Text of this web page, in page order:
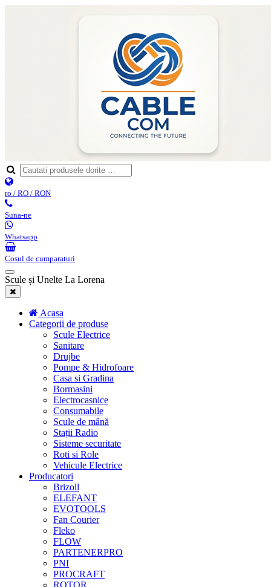
ro / RO / RON
Suna-ne
Whatsapp
Cosul de cumparaturi
Scule și Unelte La Lorena
Acasa
Categorii de produse
Scule Electrice
Sanitare
Drujbe
Pompe & Hidrofoare
Casa si Gradina
Bormasini
Electrocasnice
Consumabile
Scule de mână
Stații Radio
Sisteme securitate
Roti si Role
Vehicule Electrice
Producatori
Brizoll
ELEFANT
EVOTOOLS
Fan Courier
Fleko
FLOW
PARTENERPRO
PNI
PROCRAFT
ROTOR